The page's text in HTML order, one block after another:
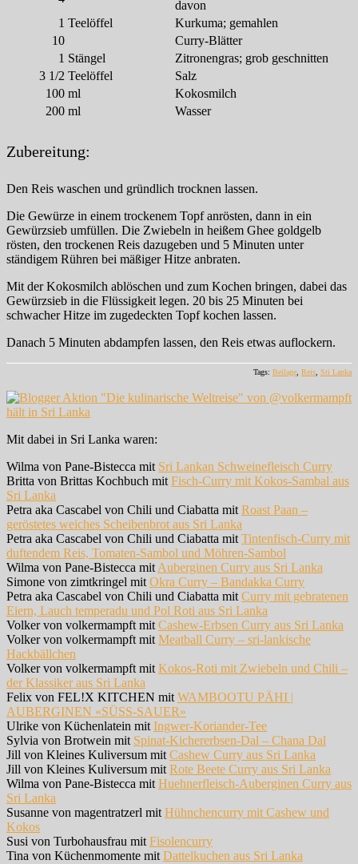
davon
1 Teelöffel
Kurkuma; gemahlen
10
Curry-Blätter
1 Stängel
Zitronengras; grob geschnitten
3 1/2 Teelöffel
Salz
100 ml
Kokosmilch
200 ml Wasser
Zubereitung:
Den Reis waschen und gründlich trocknen lassen.
Die Gewürze in einem trockenem Topf anrösten, dann in ein
Gewürzsieb umfüllen. Die Zwiebeln in heißem Ghee goldgelb
rösten, den trockenen Reis dazugeben und 5 Minuten unter
ständigem Rühren bei mäßiger Hitze anbraten.
Mit der Kokosmilch ablöschen und zum Kochen bringen, dabei das
Gewürzsieb in die Flüssigkeit legen. 20 bis 25 Minuten bei
schwacher Hitze im zugedeckten Topf kochen lassen.
Danach 5 Minuten abdampfen lassen, den Reis etwas auflockern.
Tags: Beilage Reis Sri Lanka
Mit dabei in Sri Lanka waren:
Wilma von Pane-Bistecca mit Sri Lankan Schweinefleisch Curry
Britta von Brittas Kochbuch mit Fisch-Curry mit Kokos-Sambal aus
Sri Lanka
Petra aka Cascabel von Chili und Ciabatta mit Roast Paan –
geröstetes weiches Scheibenbrot aus Sri Lanka
Petra aka Cascabel von Chili und Ciabatta mit Tintenfisch-Curry mit
duftendem Reis, Tomaten-Sambol und Möhren-Sambol
Wilma von Pane-Bistecca mit Auberginen Curry aus Sri Lanka
Simone von zimtkringel mit Okra Curry – Bandakka Curry
Petra aka Cascabel von Chili und Ciabatta mit Curry mit gebratenen
Eiern, Lauch temperadu und Pol Roti aus Sri Lanka
Volker von volkermampft mit Cashew-Erbsen Curry aus Sri Lanka
Volker von volkermampft mit Meatball Curry – sri-lan­kische
Hackbällchen
Volker von volkermampft mit Kokos-Roti mit Zwiebeln und Chili –
der Klassiker aus Sri Lanka
Felix von FEL!X KITCHEN mit WAMBOOTU PÄHI |
AUBERGINEN «SÜSS-SAUER»
Ulrike von Küchenlatein mit Ingwer-Koriander-Tee
Sylvia von Brotwein mit Spinat-Kichererbsen-Dal – Chana Dal
Jill von Kleines Kuliversum mit Cashew Curry aus Sri Lanka
Jill von Kleines Kuliversum mit Rote Beete Curry aus Sri Lanka
Wilma von Pane-Bistecca mit Huehnerfleisch-Auberginen Curry aus
Sri Lanka
Susanne von magentratzerl mit Hühnchencurry mit Cashew und
Kokos
Susi von Turbohausfrau mit Fisolencurry
Tina von Küchenmomente mit Dattelkuchen aus Sri Lanka